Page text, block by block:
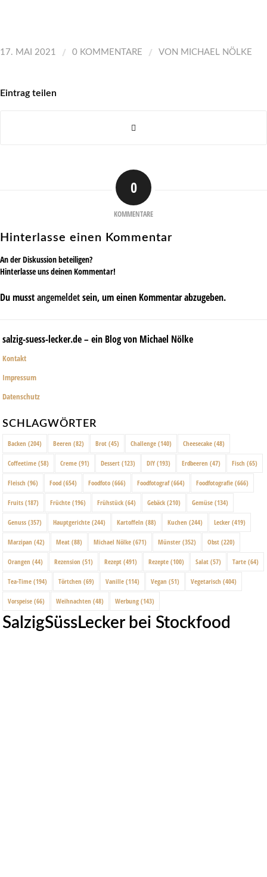
17. MAI 2021 / 0 KOMMENTARE / VON MICHAEL NÖLKE
Eintrag teilen
0
KOMMENTARE
Hinterlasse einen Kommentar
An der Diskussion beteiligen?
Hinterlasse uns deinen Kommentar!
Du musstangemeldetsein, um einen Kommentar abzugeben.
salzig-suess-lecker.de – ein Blog von Michael Nölke
Kontakt
Impressum
Datenschutz
SCHLAGWÖRTER
Backen (204) Beeren (82) Brot (45) Challenge (140) Cheesecake (48)
Coffeetime (58) Creme (91) Dessert (123) DIY (193) Erdbeeren (47) Fisch (65)
Fleisch (96) Food (654) Foodfoto (666) Foodfotograf(664) Foodfotografie (666)
Fruits (187) Früchte (196) Frühstück (64) Gebäck (210) Gemüse (134)
Genuss (357) Hauptgerichte (244) Kartoffeln (88) Kuchen (244) Lecker (419)
Marzipan (42) Meat (88) Michael Nölke (671) Münster (352) Obst (220)
Orangen (44) Rezension (51) Rezept (491) Rezepte (100) Salat (57) Tarte (64)
Tea-Time (194) Törtchen (69) Vanille (114) Vegan (51) Vegetarisch (404)
Vorspeise (66) Weihnachten (48) Werbung (143)
SalzigSüssLecker bei Stockfood